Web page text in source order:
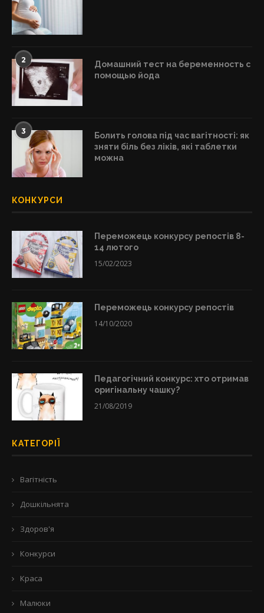
2
Домашний тест на беременность с
помощью йода
3
Болить голова під час вагітності: як
зняти біль без ліків, які таблетки
можна
КОНКУРСИ
Переможець конкурсу репостів 8-
14 лютого
15/02/2023
Переможець конкурсу репостів
14/10/2020
Педагогічний конкурс: хто отримав
оригінальну чашку?
21/08/2019
КАТЕГОРІЇ
Вагітність
Дошкільнята
Здоров'я
Конкурси
Краса
Малюки